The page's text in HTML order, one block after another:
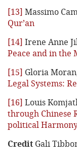
[13] Massimo
Qur’an
[14] Irene Anne
Peace and in the
[15] Gloria
Legal Systems:
[16] Louis
through Chinese
political
Credit Gali